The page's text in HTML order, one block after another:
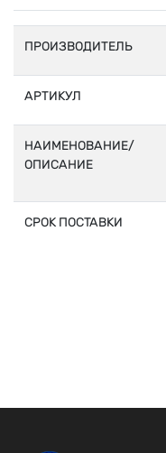
ПРОИЗВОДИТЕЛЬ
АРТИКУЛ
НАИМЕНОВАНИЕ/
ОПИСАНИЕ
СРОК ПОСТАВКИ